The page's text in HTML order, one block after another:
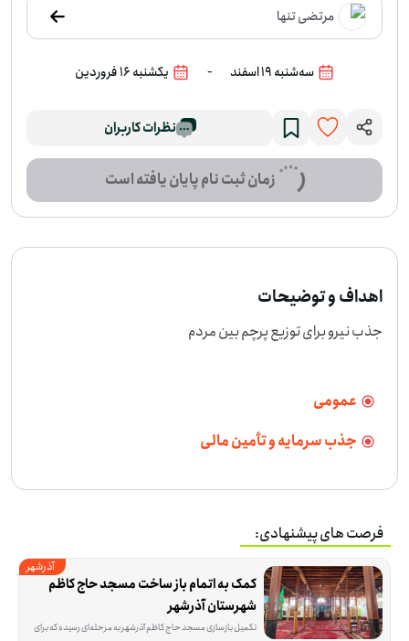
مرتضی تنها
سه‌شنبه 19 اسفند - یکشنبه 16 فروردین
نظرات کاربران
زمان ثبت نام پایان یافته است
اهداف و توضیحات
جذب نیرو برای توزیع پرچم بین مردم
عمومی
جذب سرمایه و تأمین مالی
فرصت های پیشنهادی:
آذرشهر
شهرستان آذرشهر
تکمیل بازسازی مسجد حاج کاظم آذرشهر به مرحله‌ای رسیده که برای ادامه‌ی کار، هم کمک مالی لازم است و هم حضور داوطلبانی که در کارهای اجرایی ساختمان مهارت دارند. این